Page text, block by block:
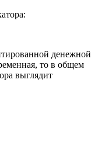
денежной
то в общем
выглядит